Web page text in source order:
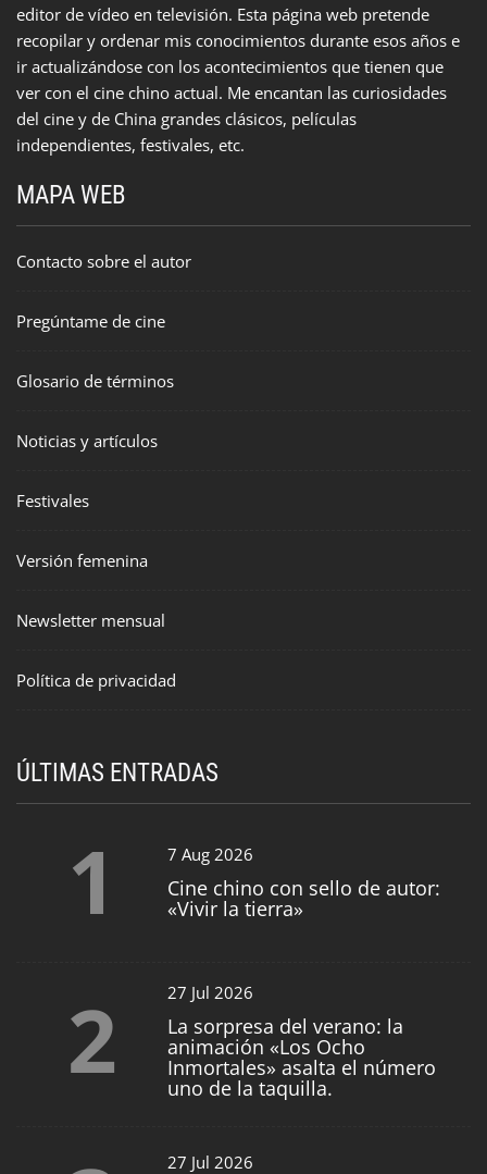
editor de vídeo en televisión. Esta página web pretende
recopilar y ordenar mis conocimientos durante esos años e
ir actualizándose con los acontecimientos que tienen que
ver con el cine chino actual. Me encantan las curiosidades
del cine y de China grandes clásicos, películas
independientes, festivales, etc.
MAPA WEB
Contacto sobre el autor
Pregúntame de cine
Glosario de términos
Noticias y artículos
Festivales
Versión femenina
Newsletter mensual
Política de privacidad
ÚLTIMAS ENTRADAS
1 7 Aug 2026
Cine chino con sello de autor:
«Vivir la tierra»
2 27 Jul 2026
La sorpresa del verano: la
animación «Los Ocho
Inmortales» asalta el número
uno de la taquilla.
27 Jul 2026